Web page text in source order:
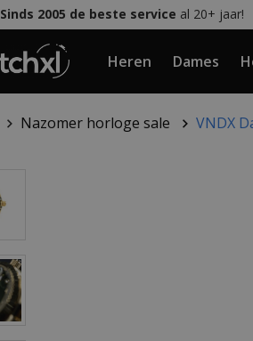
Sinds 2005 de beste service al 20+ jaar!
Heren Dames
Nazomer horloge sale VNDX